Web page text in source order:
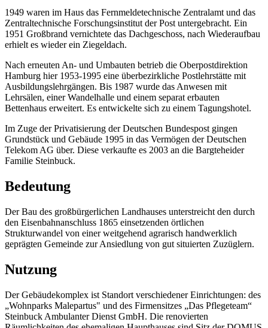
1949 waren im Haus das Fernmeldetechnische Zentralamt und das
Zentraltechnische Forschungsinstitut der Post untergebracht. Ein
1951 Großbrand vernichtete das Dachgeschoss, nach Wiederaufbau
erhielt es wieder ein Ziegeldach.
Nach erneuten An- und Umbauten betrieb die Oberpostdirektion
Hamburg hier 1953-1995 eine überbezirkliche Postlehrstätte mit
Ausbildungslehrgängen. Bis 1987 wurde das Anwesen mit
Lehrsälen, einer Wandelhalle und einem separat erbauten
Bettenhaus erweitert. Es entwickelte sich zu einem Tagungshotel.
Im Zuge der Privatisierung der Deutschen Bundespost gingen
Grundstück und Gebäude 1995 in das Vermögen der Deutschen
Telekom AG über. Diese verkaufte es 2003 an die Bargteheider
Familie Steinbuck.
Bedeutung
Der Bau des großbürgerlichen Landhauses unterstreicht den durch
den Eisenbahnanschluss 1865 einsetzenden örtlichen
Strukturwandel von einer weitgehend agrarisch handwerklich
geprägten Gemeinde zur Ansiedlung von gut situierten Zuzüglern.
Nutzung
Der Gebäudekomplex ist Standort verschiedener Einrichtungen: des
„Wohnparks Malepartus" und des Firmensitzes „Das Pflegeteam“
Steinbuck Ambulanter Dienst GmbH. Die renovierten